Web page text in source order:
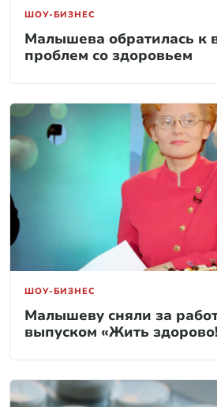
ШОУ-БИЗНЕС
Малышева обратилась к
проблем со здоровьем
ШОУ-БИЗНЕС
Малышеву сняли за
выпуском «Жить